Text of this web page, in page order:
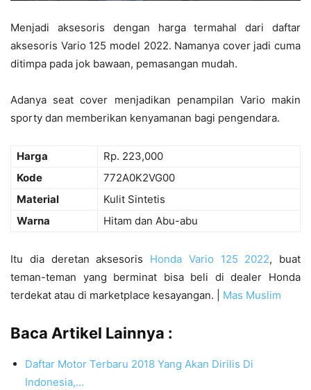
Menjadi aksesoris dengan harga termahal dari daftar
aksesoris Vario 125 model 2022. Namanya cover jadi cuma
ditimpa pada jok bawaan, pemasangan mudah.
Adanya seat cover menjadikan penampilan Vario makin
sporty dan memberikan kenyamanan bagi pengendara.
Harga
Rp. 223,000
Kode
772A0K2VG00
Material
Kulit Sintetis
Warna
Hitam dan Abu-abu
Itu dia deretan aksesoris Honda Vario 125 2022, buat
teman-teman yang berminat bisa beli di dealer Honda
terdekat atau di marketplace kesayangan. | Mas Muslim
Baca Artikel Lainnya :
Daftar Motor Terbaru 2018 Yang Akan Dirilis Di
Indonesia,…